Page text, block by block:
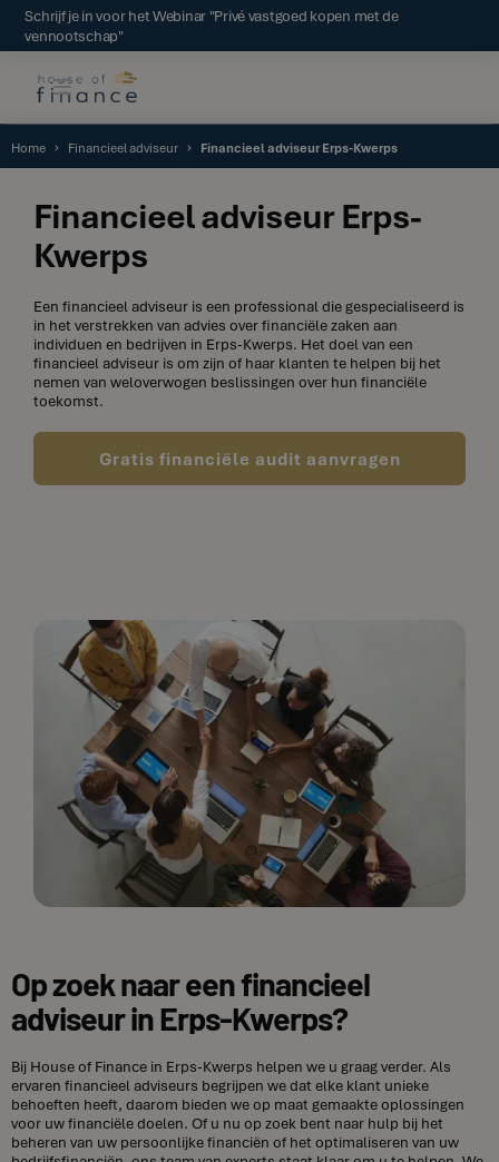
Schrijf je in voor het Webinar "Privé vastgoed kopen met de
vennootschap"
Home Financieel adviseur Financieel adviseur Erps-Kwerps
Financieel adviseur Erps-
Kwerps
Een financieel adviseur is een professional die gespecialiseerd is
in het verstrekken van advies over financiële zaken aan
individuen en bedrijven in Erps-Kwerps. Het doel van een
financieel adviseur is om zijn of haar klanten te helpen bij het
nemen van weloverwogen beslissingen over hun financiële
toekomst.
Gratis financiële audit aanvragen
Op zoek naar een financieel
adviseur in Erps-Kwerps?
Bij House of Finance in Erps-Kwerps helpen we u graag verder. Als
ervaren financieel adviseurs begrijpen we dat elke klant unieke
behoeften heeft, daarom bieden we op maat gemaakte oplossingen
voor uw financiële doelen. Of u nu op zoek bent naar hulp bij het
beheren van uw persoonlijke financiën of het optimaliseren van uw